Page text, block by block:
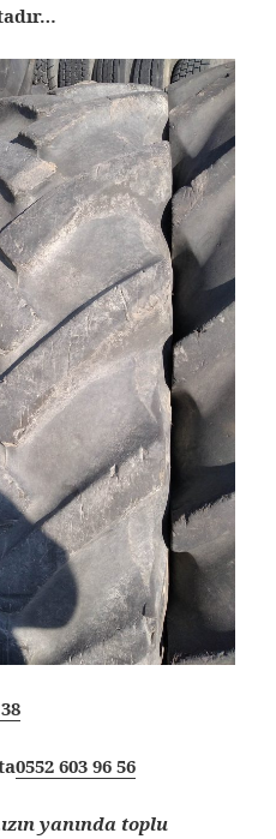
0552 603 96 56
yanında toplu